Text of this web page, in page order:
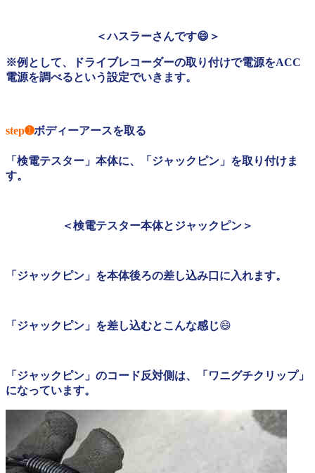
＜ハスラーさんです😄＞
※例として、ドライブレコーダーの取り付けで電源をACC
電源を調べるという設定でいきます。
step➊ボディーアースを取る
「検電テスター」本体に、「ジャックピン」を取り付けま
す。
＜検電テスター本体とジャックピン＞
「ジャックピン」を本体後ろの差し込み口に入れます。
「ジャックピン」を差し込むとこんな感じ😄
「ジャックピン」のコード反対側は、「ワニグチクリップ」
になっています。